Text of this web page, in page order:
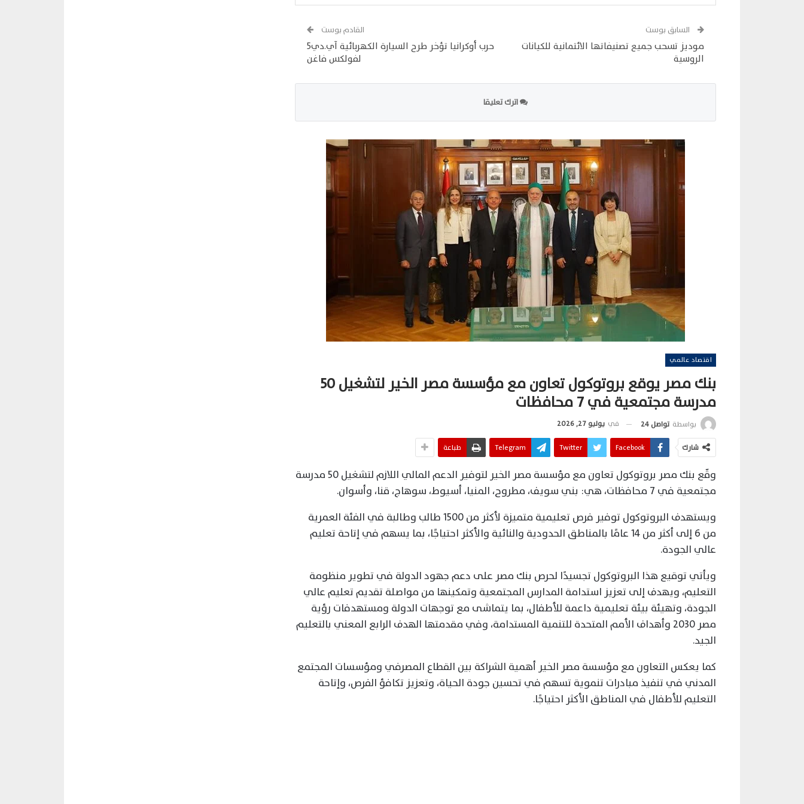
السابق بوست
موديز تسحب جميع تصنيفاتها الائتمانية للكيانات
الروسية
القادم بوست
حرب أوكرانيا تؤخر طرح السيارة الكهربائية آي.دي5
لفولكس فاغن
اترك تعليقا
اقتصاد عالمي
بنك مصر يوقع بروتوكول تعاون مع مؤسسة مصر الخير لتشغيل 50
مدرسة مجتمعية في 7 محافظات
بواسطة تواصل 24 في يوليو 27, 2026
شارك Facebook
Twitter
Telegram طباعة
وقّع بنك مصر بروتوكول تعاون مع مؤسسة مصر الخير لتوفير الدعم المالي اللازم لتشغيل 50 مدرسة
مجتمعية في 7 محافظات، هي: بني سويف، مطروح، المنيا، أسيوط، سوهاج، قنا، وأسوان.
ويستهدف البروتوكول توفير فرص تعليمية متميزة لأكثر من 1500 طالب وطالبة في الفئة العمرية
من 6 إلى أكثر من 14 عامًا بالمناطق الحدودية والنائية والأكثر احتياجًا، بما يسهم في إتاحة تعليم
عالي الجودة.
ويأتي توقيع هذا البروتوكول تجسيدًا لحرص بنك مصر على دعم جهود الدولة في تطوير منظومة
التعليم، ويهدف إلى تعزيز استدامة المدارس المجتمعية وتمكينها من مواصلة تقديم تعليم عالي
الجودة، وتهيئة بيئة تعليمية داعمة للأطفال، بما يتماشى مع توجهات الدولة ومستهدفات رؤية
مصر 2030 وأهداف الأمم المتحدة للتنمية المستدامة، وفي مقدمتها الهدف الرابع المعني بالتعليم
الجيد.
كما يعكس التعاون مع مؤسسة مصر الخير أهمية الشراكة بين القطاع المصرفي ومؤسسات المجتمع
المدني في تنفيذ مبادرات تنموية تسهم في تحسين جودة الحياة، وتعزيز تكافؤ الفرص، وإتاحة
التعليم للأطفال في المناطق الأكثر احتياجًا.